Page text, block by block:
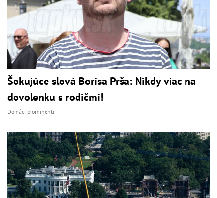
Šokujúce slová Borisa Prša: Nikdy viac na
dovolenku s rodičmi!
Domáci prominenti